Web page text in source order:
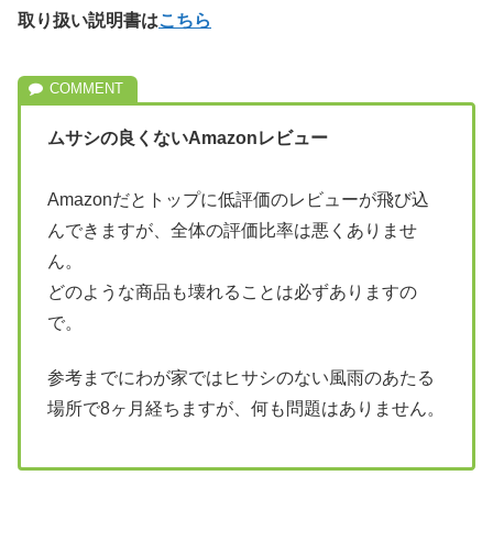
取り扱い説明書はこちら
ムサシの良くないAmazonレビュー
Amazonだとトップに低評価のレビューが飛び込
んできますが、全体の評価比率は悪くありませ
ん。
どのような商品も壊れることは必ずありますの
で。
参考までにわが家ではヒサシのない風雨のあたる
場所で8ヶ月経ちますが、何も問題はありません。